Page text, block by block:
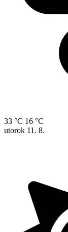
33 °C 16 °C
utorok 11. 8.